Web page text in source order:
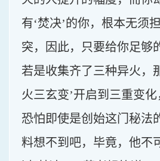
有‘焚决’的你，根本无须
突，因此，只要给你足够
若是收集齐了三种异火，
火三玄变’开启到三重变化
恐怕即使是创始这门秘法
料想不到吧，毕竟，他不